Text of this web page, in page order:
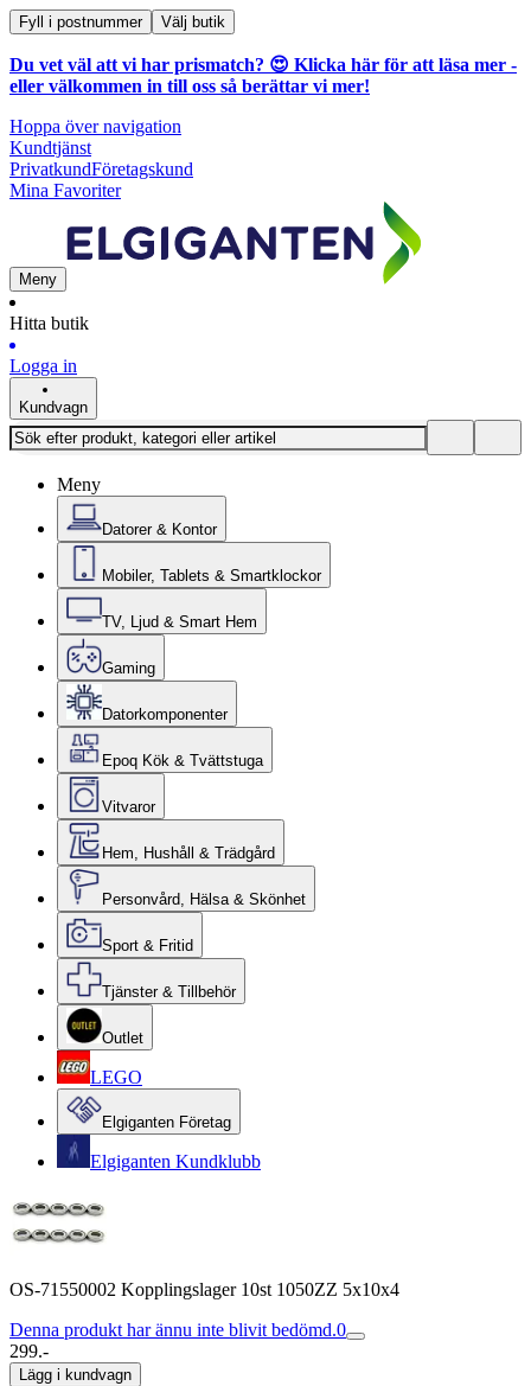
Fyll i postnummer Välj butik
Du vet väl att vi har prismatch? 😍 Klicka här för att läsa mer -
eller välkommen in till oss så berättar vi mer!
Hoppa över navigation
Kundtjänst
PrivatkundFöretagskund
Mina Favoriter
Meny
Hitta butik
Logga in
Kundvagn
Meny
Datorer & Kontor
Mobiler, Tablets & Smartklockor
TV, Ljud & Smart Hem
Gaming
Datorkomponenter
Epoq Kök & Tvättstuga
Vitvaror
Hem, Hushåll & Trädgård
Personvård, Hälsa & Skönhet
Sport & Fritid
Tjänster & Tillbehör
Outlet
LEGO
Elgiganten Företag
Elgiganten Kundklubb
OS-71550002 Kopplingslager 10st 1050ZZ 5x10x4
Denna produkt har ännu inte blivit bedömd.0
299.-
Lägg i kundvagn